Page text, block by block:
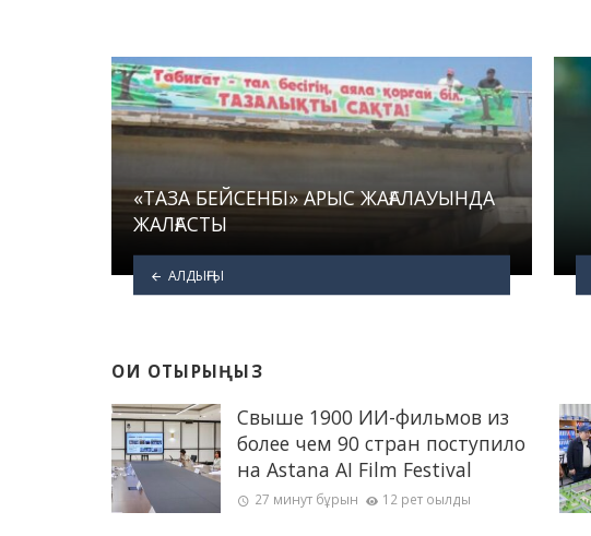
«ТАЗА БЕЙСЕНБІ» АРЫС ЖАҒАЛАУЫНДА
ЖАЛҒАСТЫ
АЛДЫҢҒЫ
ОҚИ ОТЫРЫҢЫЗ
Свыше 1900 ИИ-фильмов из
более чем 90 стран поступило
на Astana AI Film Festival
27 минут бұрын 12 рет оқылды